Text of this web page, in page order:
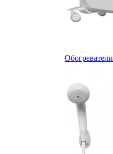
Обогреватели